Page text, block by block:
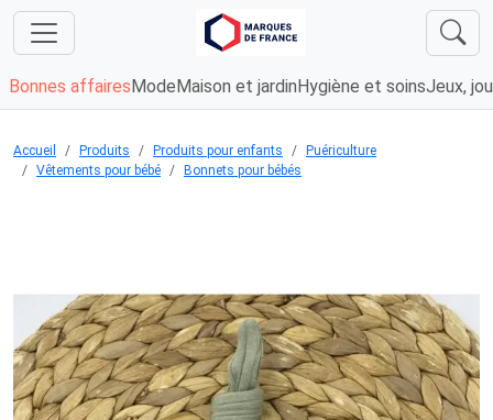
Bonnes affaires Mode Maison et jardin Hygiène et soinsJeux,
Accueil Produits Produits pour enfants
Puériculture
Vêtements pour bébé
Bonnets pour bébés